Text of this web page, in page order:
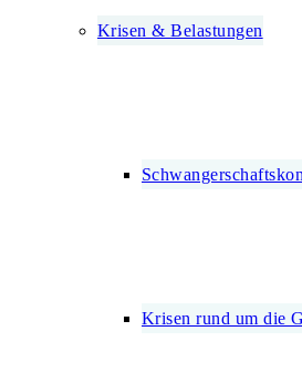
Krisen & Belastungen
Krisen rund um die